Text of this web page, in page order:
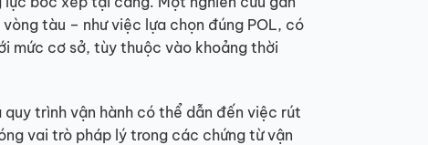
tàu – như việc lựa chọn đúng POL, có
mức cơ sở, tùy thuộc vào khoảng thời
trình vận hành có thể dẫn đến việc rút
vai trò pháp lý trong các chứng từ vận